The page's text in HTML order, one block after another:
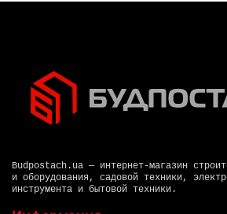
Budpostach.ua — интернет-магазин
и оборудования, садовой техники,
инструмента и бытовой техники.